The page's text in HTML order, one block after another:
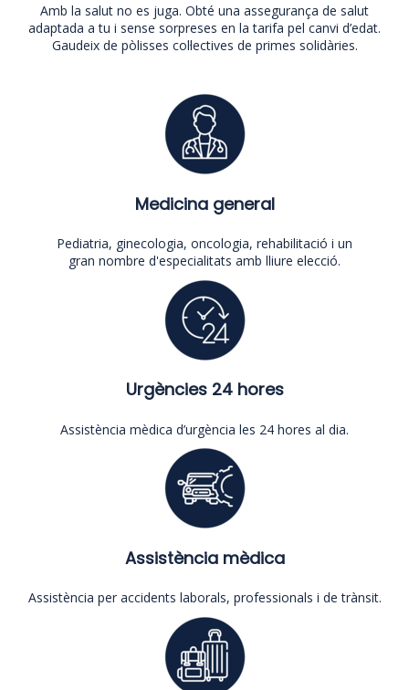
Amb la salut no es juga. Obté una assegurança de salut
adaptada a tu i sense sorpreses en la tarifa pel canvi d’edat.
Gaudeix de pòlisses col·lectives de primes solidàries.
Medicina general
Pediatria, ginecologia, oncologia, rehabilitació i un
gran nombre d'especialitats amb lliure elecció.
Urgències 24 hores
Assistència mèdica d’urgència les 24 hores al dia.
Assistència mèdica
Assistència per accidents laborals, professionals i de trànsit.